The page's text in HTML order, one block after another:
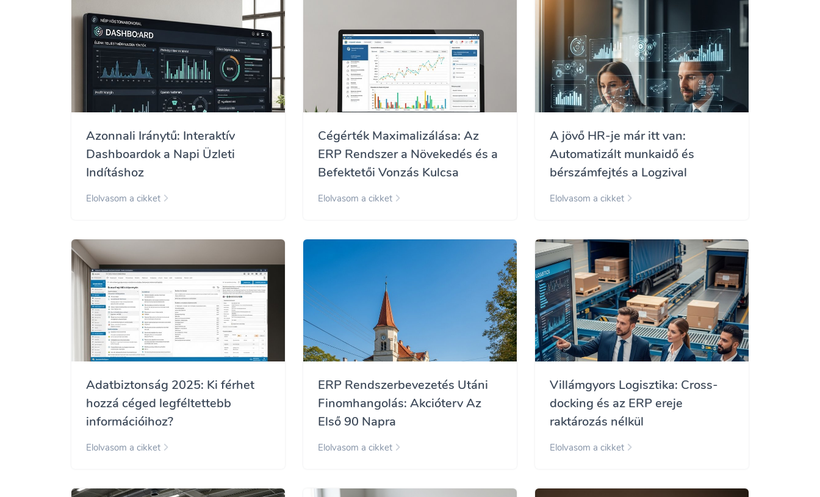
Azonnali Iránytű: Interaktív
Dashboardok a Napi Üzleti
Indításhoz
Elolvasom a cikket
Cégérték Maximalizálása: Az
ERP Rendszer a Növekedés és a
Befektetői Vonzás Kulcsa
Elolvasom a cikket
A jövő HR-je már itt van:
Automatizált munkaidő és
bérszámfejtés a Logzival
Elolvasom a cikket
Adatbiztonság 2025: Ki férhet
hozzá céged legféltettebb
információihoz?
Elolvasom a cikket
ERP Rendszerbevezetés Utáni
Finomhangolás: Akcióterv Az
Első 90 Napra
Elolvasom a cikket
Villámgyors Logisztika: Cross-
docking és az ERP ereje
raktározás nélkül
Elolvasom a cikket